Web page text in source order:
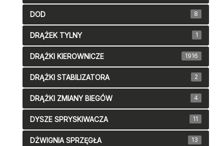
DOD 8
DRĄŻEK TYLNY 1
DRĄŻKI KIEROWNICZE 1916
DRĄŻKI STABILIZATORA 2
DRĄŻKI ZMIANY BIEGÓW 4
DYSZE SPRYSKIWACZA 11
DŻWIGNIA SPRZĘGŁA 13